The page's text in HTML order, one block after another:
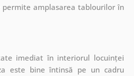
permite amplasarea tablourilor în
imediat în interiorul locuinței
este bine întinsă pe un cadru